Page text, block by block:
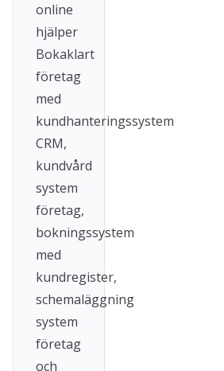
online
hjälper
Bokaklart
företag
med
kundhanteringssystem
CRM,
kundvård
system
företag,
bokningssystem
med
kundregister,
schemaläggning
system
företag
och